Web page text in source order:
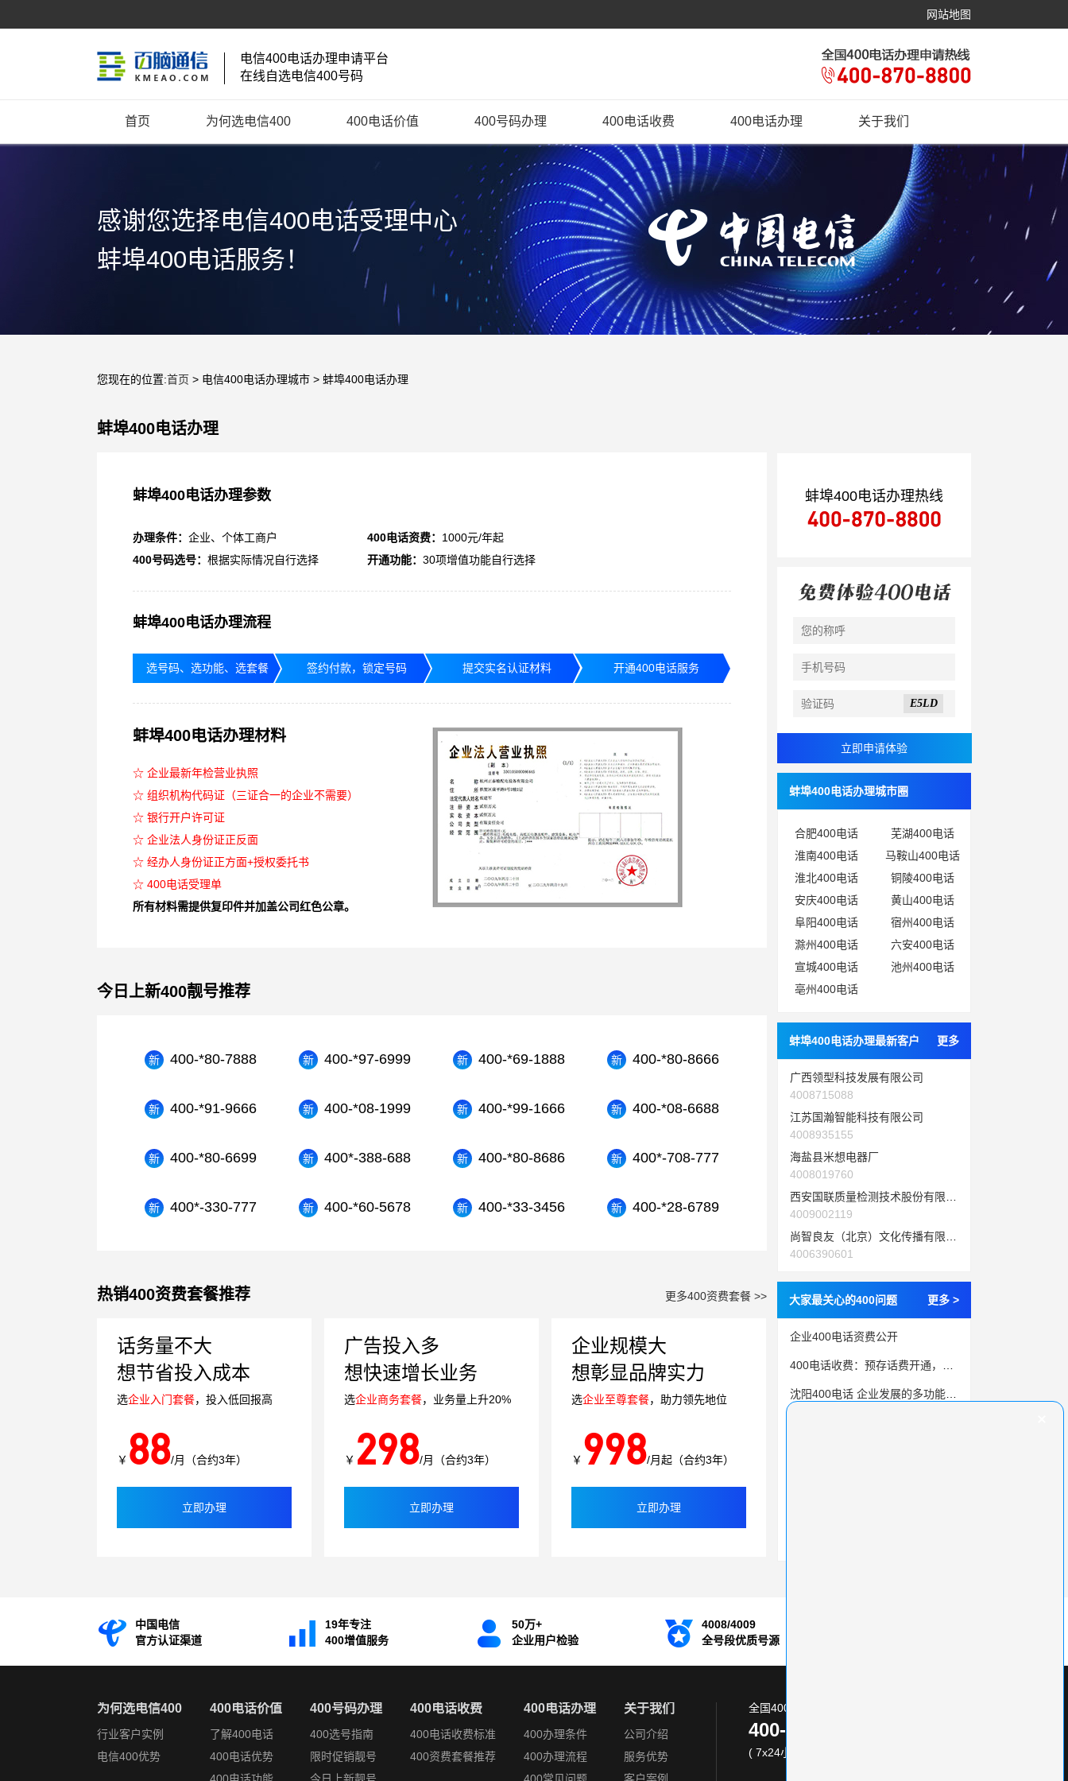
网站地图
电信400电话办理申请平台
在线自选电信400号码
首页 为何选电信400 400电话价值 400号码办理 400电话收费 400电话办理 关于我们
感谢您选择电信400电话受理中心
蚌埠400电话服务！
您现在的位置:首页 > 电信400电话办理城市 > 蚌埠400电话办理
蚌埠400电话办理
蚌埠400电话办理参数
办理条件： 企业、个体工商户
400号码选号： 根据实际情况自行选择
400电话资费： 1000元/年起
开通功能： 30项增值功能自行选择
蚌埠400电话办理流程
选号码、选功能、选套餐 签约付款，锁定号码 提交实名认证材料 开通400电话服务
蚌埠400电话办理材料
☆ 企业最新年检营业执照
☆ 组织机构代码证（三证合一的企业不需要）
☆ 银行开户许可证
☆ 企业法人身份证正反面
☆ 经办人身份证正方面+授权委托书
☆ 400电话受理单
所有材料需提供复印件并加盖公司红色公章。
今日上新400靓号推荐
400-*80-7888 400-*97-6999 400-*69-1888 400-*80-8666
400-*91-9666 400-*08-1999 400-*99-1666 400-*08-6688
400-*80-6699 400*-388-688 400-*80-8686 400*-708-777
400*-330-777 400-*60-5678 400-*33-3456 400-*28-6789
热销400资费套餐推荐 更多400资费套餐 >>
话务量不大
想节省投入成本
选企业入门套餐，投入低回报高
￥ 88/月（合约3年）
立即办理
广告投入多
想快速增长业务
选企业商务套餐，业务量上升20%
￥ 298/月（合约3年）
立即办理
企业规模大
想彰显品牌实力
选企业至尊套餐，助力领先地位
￥ 998/月起（合约3年）
立即办理
蚌埠400电话办理热线
E5LD
蚌埠400电话办理城市圈
合肥400电话
芜湖400电话
淮南400电话
马鞍山400电话
淮北400电话
铜陵400电话
安庆400电话
黄山400电话
阜阳400电话
宿州400电话
滁州400电话
六安400电话
宣城400电话
池州400电话
亳州400电话
蚌埠400电话办理最新客户 更多
广西领型科技发展有限公司
4008715088
江苏国瀚智能科技有限公司
4008935155
海盐县米想电器厂
4008019760
4009002119
4006390601
大家最关心的400问题 更多 >
企业400电话资费公开
中国电信
官方认证渠道
19年专注
400增值服务
50万+
企业用户检验
4008/4009
全号段优质号源
为何选电信400
行业客户实例
电信400优势
400电话价值
了解400电话
400电话优势
400号码办理
400选号指南
限时促销靓号
400电话收费
400电话收费标准
400资费套餐推荐
400电话办理
400办理条件
400办理流程
关于我们
公司介绍
服务优势
全国400电话服务热线:
400-870-8800
( 7x24小时 )